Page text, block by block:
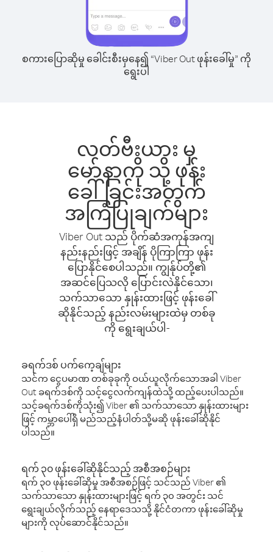
စကားပြောဆိုမှု ခေါင်းစီးမှနေ၍ “Viber Out ဖုန်းခေါ်မှု” ကို
ရွေးပါ
လတ်ဗီးယား မှ
မော်နာကို သို့ ဖုန်း
ခေါ်ခြင်းအတွက်
အကြံပြုချက်များ
Viber Out သည် ပိုက်ဆံအကုန်အကျ
နည်းနည်းဖြင့် အချိန် ပိုကြာကြာ ဖုန်း
ပြောနိုင်စေပါသည်။ ကျွန်ုပ်တို့၏
အဆင်ပြေသလို ပြောင်းလဲနိုင်သော၊
သက်သာသော နှုန်းထားဖြင့် ဖုန်းခေါ်
ဆိုနိုင်သည့် နည်းလမ်းများထဲမှ တစ်ခု
ကို ရွေးချယ်ပါ-
ခရက်ဒစ် ပက်ကေ့ချ်များ
သင်က ငွေပမာဏ တစ်ခုခုကို ဝယ်ယူလိုက်သောအခါ Viber
Out ခရက်ဒစ်ကို သင့်ငွေလက်ကျန်ထဲသို့ ထည့်ပေးပါသည်။
သင့်ခရက်ဒစ်ကိုသုံး၍ Viber ၏ သက်သာသော နှုန်းထားများ
ဖြင့် ကမ္ဘာပေါ်ရှိ မည်သည့်နံပါတ်သို့မဆို ဖုန်းခေါ်ဆိုနိုင်
ပါသည်။
ရက် ၃၀ ဖုန်းခေါ်ဆိုနိုင်သည့် အစီအစဉ်များ
ရက် ၃၀ ဖုန်းခေါ်ဆိုမှု အစီအစဉ်ဖြင့် သင်သည် Viber ၏
သက်သာသော နှုန်းထားများဖြင့် ရက် ၃၀ အတွင်း သင်
ရွေးချယ်လိုက်သည့် နေရာဒေသသို့ နိုင်ငံတကာ ဖုန်းခေါ်ဆိုမှု
များကို လုပ်ဆောင်နိုင်သည်။